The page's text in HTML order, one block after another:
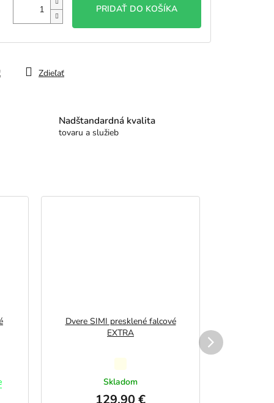
PRIDAŤ DO KOŠÍKA
Zdieľať
Nadštandardná kvalita
tovaru a služieb
Dvere SIMI presklené falcové
EXTRA
hodnotenie
produktu
Skladom
129,90 €